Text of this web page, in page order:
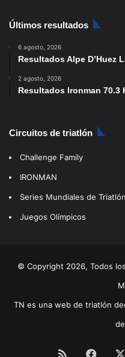
Últimos resultados
6 agosto, 2026
Resultados Alpe D’Huez
2 agosto, 2026
Resultados Ironman 70.3
Circuitos de triatlón
Challenge Family
IRONMAN
Series Mundiales de
Juegos Olímpicos
© Copyright 2026, Todos
TN es una web de triatlón
RSS